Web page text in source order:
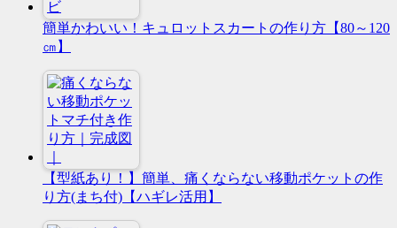
簡単かわいい！キュロットスカートの作り方【80～120
㎝】
【型紙あり！】簡単、痛くならない移動ポケットの作
り方(まち付)【ハギレ活用】